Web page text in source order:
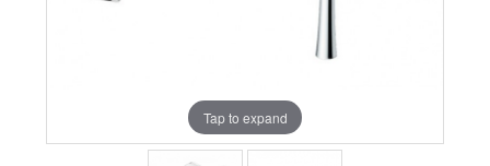
Tap to expand
Tap to expand